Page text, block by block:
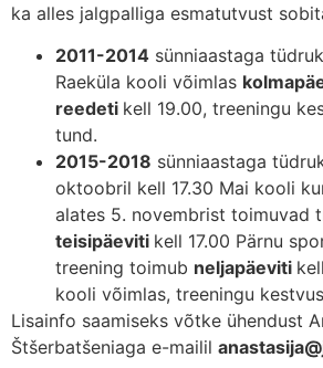
ka alles jalgpalliga esmatutvust
2011-2014 sünniaastaga
Raeküla kooli võimlas
reedeti kell 19.00, treeningu
tund.
2015-2018 sünniaastaga
oktoobril kell 17.30 Mai kooli
alates 5. novembrist toimuvad
teisipäeviti kell 17.00 Pärnu
treening toimub neljapäeviti
kooli võimlas, treeningu
Lisainfo saamiseks võtke ühendust
Štšerbatšeniaga e-mailil